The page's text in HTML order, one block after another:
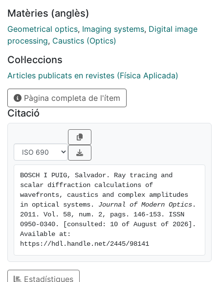
experiment showing quite unexpected results is
studied and explained in detail.
Matèries (anglès)
Geometrical optics, Imaging systems, Digital image
processing, Caustics (Optics)
Col·leccions
Articles publicats en revistes (Física Aplicada)
Pàgina completa de l'ítem
Citació
BOSCH I PUIG, Salvador. Ray tracing and
scalar diffraction calculations of
wavefronts, caustics and complex amplitudes
in optical systems. Journal of Modern Optics .
2011. Vol. 58, num. 2, pags. 146-153. ISSN
0950-0340. [consulted: 10 of August of 2026].
Available at:
https://hdl.handle.net/2445/98141
Estadístiques